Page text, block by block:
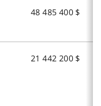
48 485 400 $
21 442 200 $